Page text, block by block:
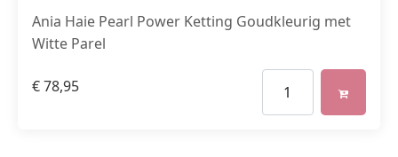
Ania Haie Pearl Power Ketting Goudkleurig met
Witte Parel
€78,95